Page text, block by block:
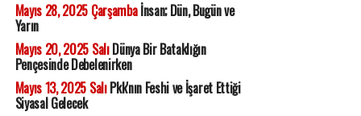
Mayıs 28, 2025 Çarşambaİnsan; Dün, Bugün ve
Yarın
Mayıs 20, 2025 SalıDünya Bir Bataklığın
Pençesinde Debelenirken
Mayıs 13, 2025 SalıPkk'nın Feshi ve İşaret Ettiği
Siyasal Gelecek